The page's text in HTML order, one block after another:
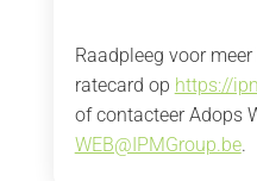
Raadpleeg voor
ratecard op https://
of contacteer Adops
WEB@IPMGroup.be.